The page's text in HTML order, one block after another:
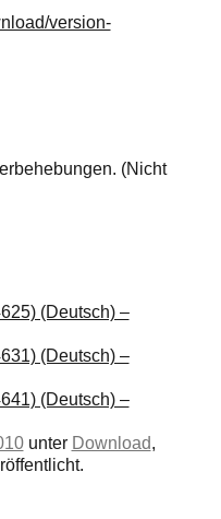
version-
(Nicht
(Deutsch) –
(Deutsch) –
(Deutsch) –
unter Download,